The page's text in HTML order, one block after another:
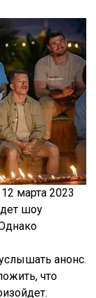
марта 2023
шоу
анонс.
что